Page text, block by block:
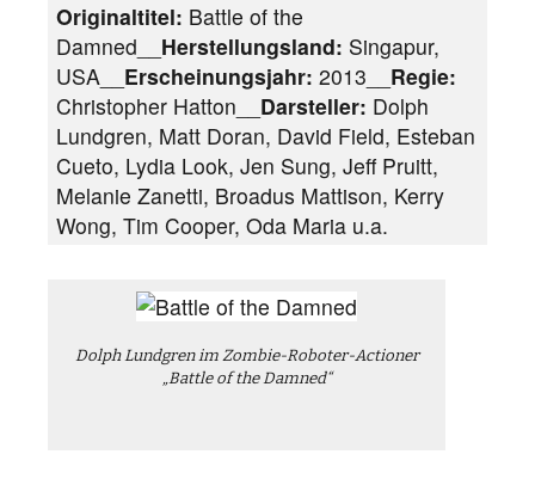
Originaltitel: Battle of the
Damned__ Herstellungsland: Singapur,
USA__ Erscheinungsjahr: 2013__ Regie:
Christopher Hatton__ Darsteller: Dolph
Lundgren, Matt Doran, David Field, Esteban
Cueto, Lydia Look, Jen Sung, Jeff Pruitt,
Melanie Zanetti, Broadus Mattison, Kerry
Wong, Tim Cooper, Oda Maria u.a.
Dolph Lundgren im Zombie-Roboter-Actioner
„Battle of the Damned“